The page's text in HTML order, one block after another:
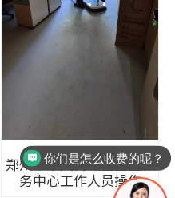
郑州市东大街社区卫生服
务中心工作人员操作
你们是怎么收费的呢？